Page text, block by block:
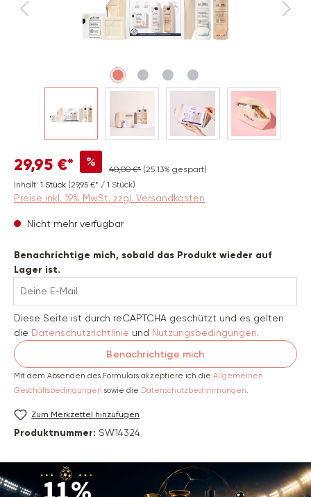
29,95 €* % 40,00 €* (25.13% gespart)
Inhalt: 1 Stück (29,95 €* / 1 Stück)
Preise inkl. 19% MwSt. zzgl. Versandkosten
Nicht mehr verfügbar
Benachrichtige mich, sobald das Produkt wieder auf
Lager ist.
Diese Seite ist durch reCAPTCHA geschützt und es gelten
die Datenschutzrichtlinie und Nutzungsbedingungen.
Benachrichtige mich
Mit dem Absenden des Formulars akzeptiere ich die Allgemeinen
Geschäftsbedingungen sowie die Datenschutzbestimmungen.
Zum Merkzettel hinzufügen
Produktnummer: SW14324